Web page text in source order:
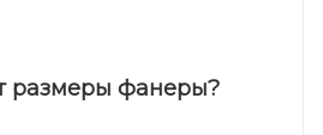
размеры фанеры?